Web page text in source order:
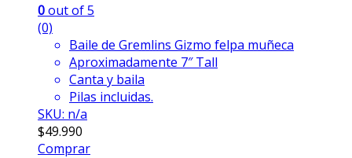
0out of 5
(0)
Baile de Gremlins Gizmo felpa muñeca
Aproximadamente 7″ Tall
Canta y baila
Pilas incluidas.
SKU: n/a
$49.990
Comprar